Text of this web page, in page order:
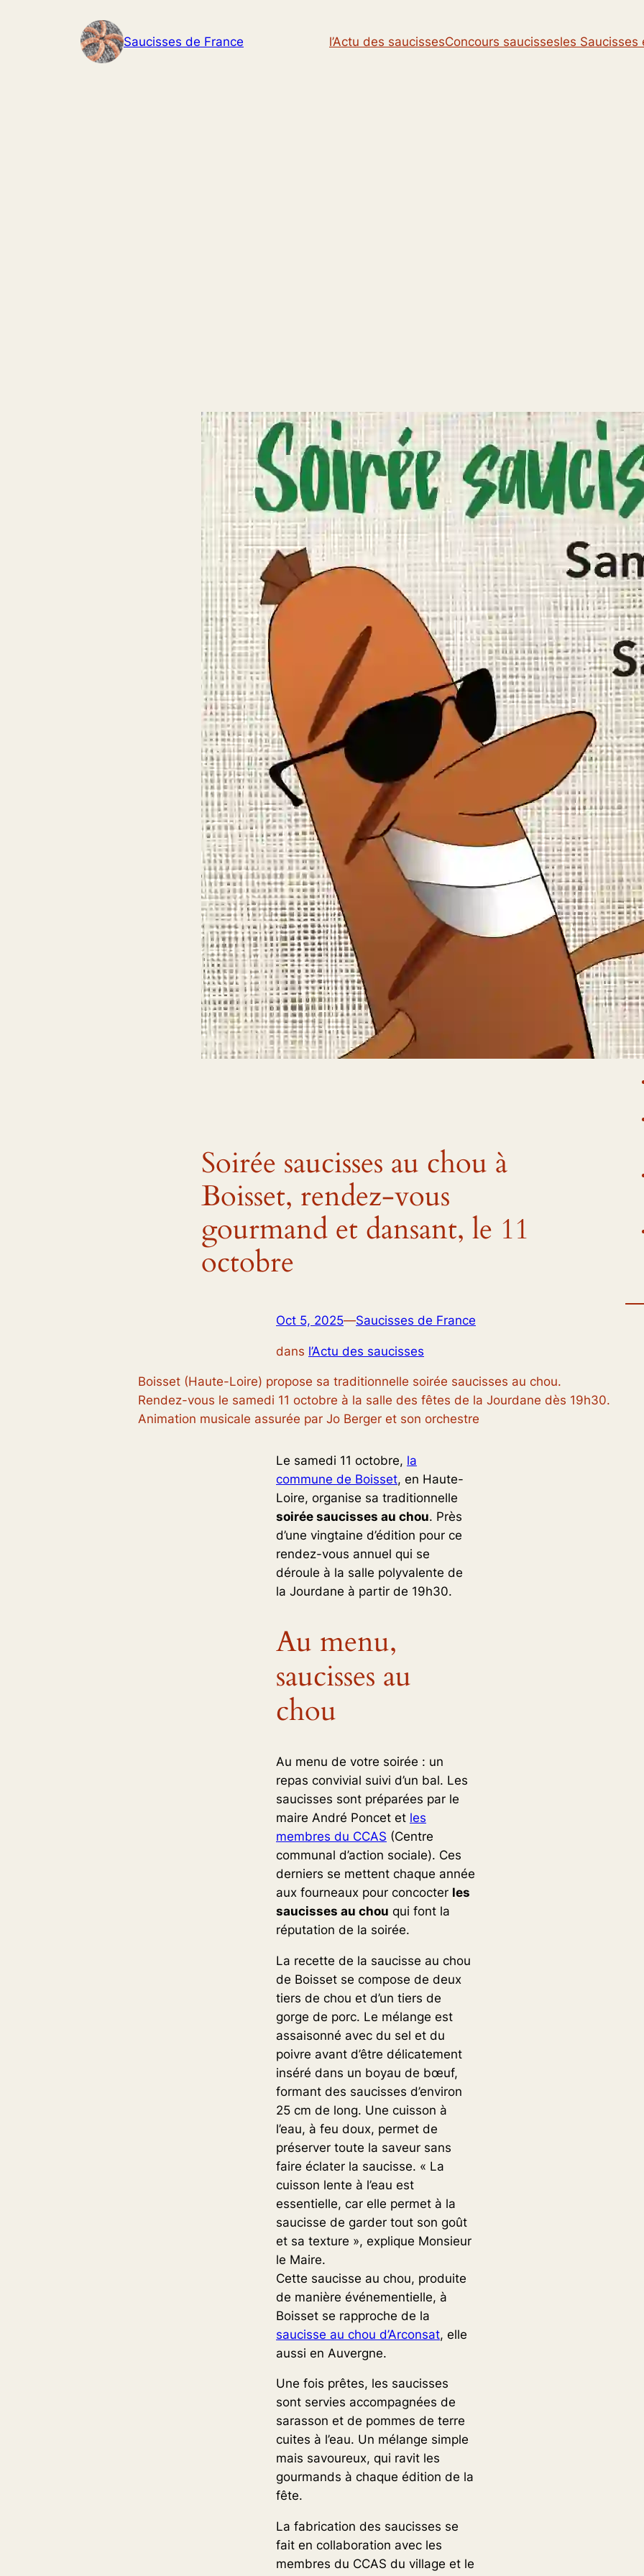
Saucisses de France l’Actu des saucissesConcours saucissesles Saucisses
Soirée saucisses au chou à
Boisset, rendez-vous
gourmand et dansant, le 11
octobre
Oct 5, 2025—Saucisses de France
dans l’Actu des saucisses
Boisset (Haute-Loire) propose sa traditionnelle soirée saucisses au chou.
Rendez-vous le samedi 11 octobre à la salle des fêtes de la Jourdane dès 19h30.
Animation musicale assurée par Jo Berger et son orchestre
Le samedi 11 octobre, la
commune de Boisset, en Haute-
Loire, organise sa traditionnelle
soirée saucisses au chou. Près
d’une vingtaine d’édition pour ce
rendez-vous annuel qui se
déroule à la salle polyvalente de
la Jourdane à partir de 19h30.
Au menu,
saucisses au
chou
Au menu de votre soirée : un
repas convivial suivi d’un bal. Les
saucisses sont préparées par le
maire André Poncet et les
membres du CCAS (Centre
communal d’action sociale). Ces
derniers se mettent chaque année
aux fourneaux pour concocter les
saucisses au chou qui font la
réputation de la soirée.
La recette de la saucisse au chou
de Boisset se compose de deux
tiers de chou et d’un tiers de
gorge de porc. Le mélange est
assaisonné avec du sel et du
poivre avant d’être délicatement
inséré dans un boyau de bœuf,
formant des saucisses d’environ
25 cm de long. Une cuisson à
l’eau, à feu doux, permet de
préserver toute la saveur sans
faire éclater la saucisse. « La
cuisson lente à l’eau est
essentielle, car elle permet à la
saucisse de garder tout son goût
et sa texture », explique Monsieur
le Maire.
Cette saucisse au chou, produite
de manière événementielle, à
Boisset se rapproche de la
saucisse au chou d’Arconsat, elle
aussi en Auvergne.
Une fois prêtes, les saucisses
sont servies accompagnées de
sarasson et de pommes de terre
cuites à l’eau. Un mélange simple
mais savoureux, qui ravit les
gourmands à chaque édition de la
fête.
La fabrication des saucisses se
fait en collaboration avec les
membres du CCAS du village et le